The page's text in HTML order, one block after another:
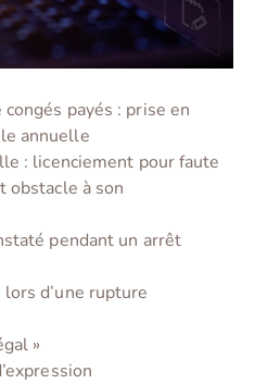
payés : prise en
annuelle
: licenciement pour faute
obstacle à son
pendant un arrêt
d’une rupture
»